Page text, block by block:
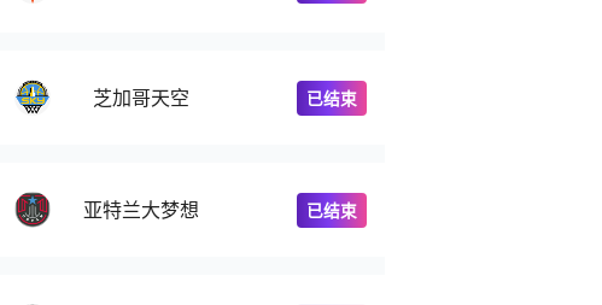
芝加哥天空 已结束
亚特兰大梦想 已结束